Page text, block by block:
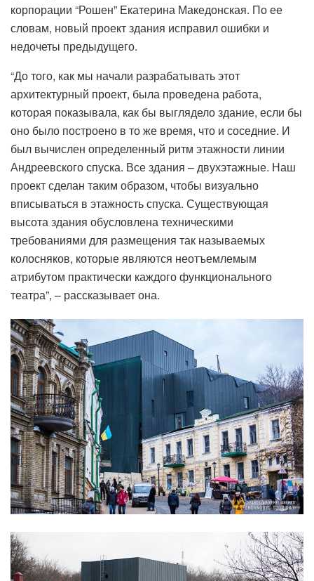
корпорации “Рошен” Екатерина Македонская. По ее
словам, новый проект здания исправил ошибки и
недочеты предыдущего.
“До того, как мы начали разрабатывать этот
архитектурный проект, была проведена работа,
которая показывала, как бы выглядело здание, если бы
оно было построено в то же время, что и соседние. И
был вычислен определенный ритм этажности линии
Андреевского спуска. Все здания – двухэтажные. Наш
проект сделан таким образом, чтобы визуально
вписываться в этажность спуска. Существующая
высота здания обусловлена техническими
требованиями для размещения так называемых
колосняков, которые являются неотъемлемым
атрибутом практически каждого функционального
театра”, – рассказывает она.